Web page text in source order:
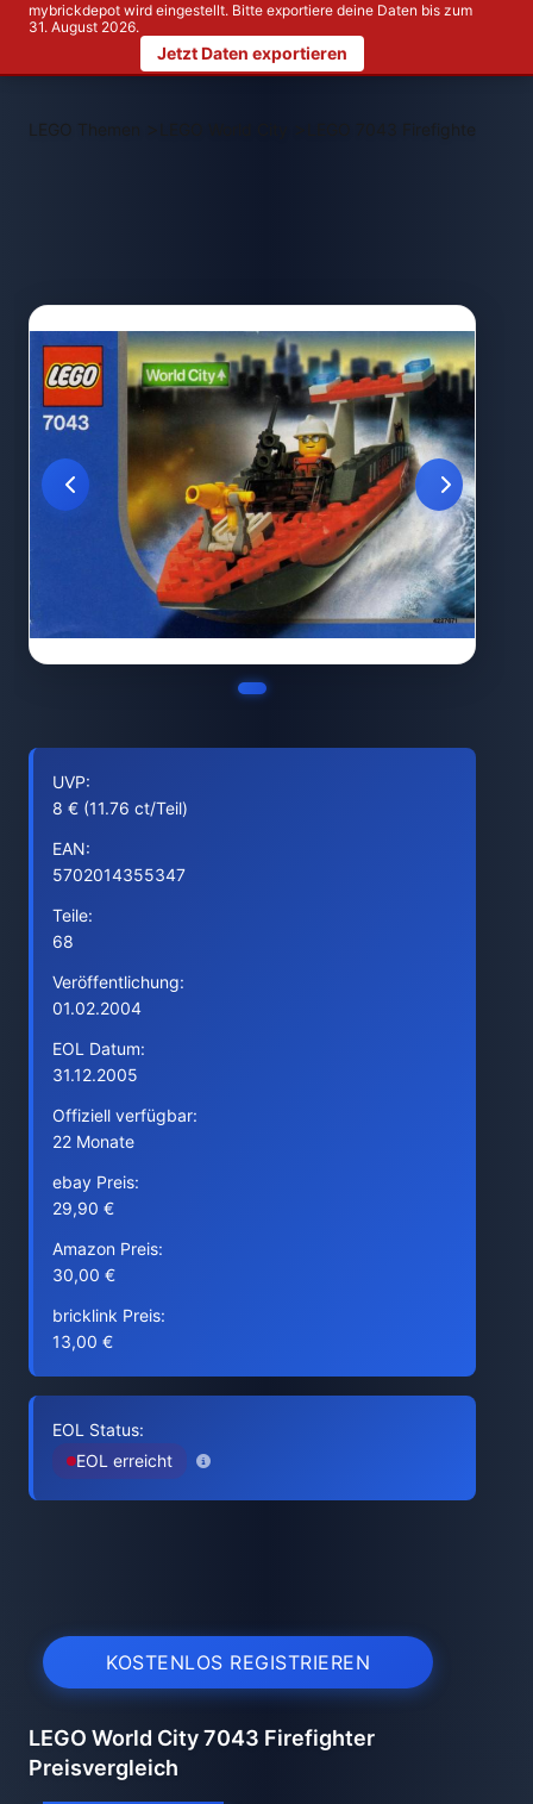
mybrickdepot wird eingestellt. Bitte exportiere deine Daten bis zum
31. August 2026.
Jetzt Daten exportieren
LEGO Themen > LEGO 7043 Firefighter
UVP:
8 € (11.76 ct/Teil)
EAN:
5702014355347
Teile:
68
Veröffentlichung:
01.02.2004
EOL Datum:
31.12.2005
Offiziell verfügbar:
22 Monate
ebay Preis:
29,90 €
Amazon Preis:
30,00 €
bricklink Preis:
13,00 €
EOL Status:
EOL erreicht
KOSTENLOS REGISTRIEREN
LEGO World City 7043 Firefighter
Preisvergleich